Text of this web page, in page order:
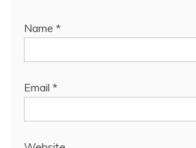
Name *
Email *